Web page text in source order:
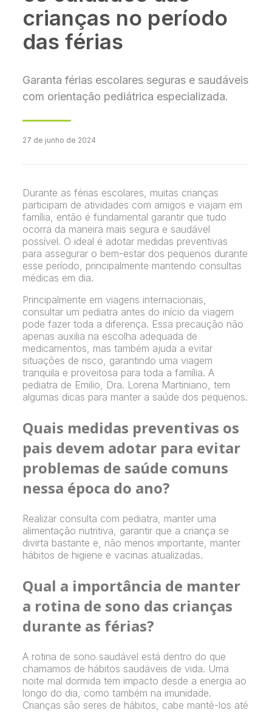
crianças no período
das férias
Garanta férias escolares seguras e saudáveis
com orientação pediátrica especializada.
27 de junho de 2024
Durante as férias escolares, muitas crianças
participam de atividades com amigos e viajam em
família, então é fundamental garantir que tudo
ocorra da maneira mais segura e saudável
possível. O ideal é adotar medidas preventivas
para assegurar o bem-estar dos pequenos durante
esse período, principalmente mantendo consultas
médicas em dia.
Principalmente em viagens internacionais,
consultar um pediatra antes do início da viagem
pode fazer toda a diferença. Essa precaução não
apenas auxilia na escolha adequada de
medicamentos, mas também ajuda a evitar
situações de risco, garantindo uma viagem
tranquila e proveitosa para toda a família. A
pediatra de Emilio, Dra. Lorena Martiniano, tem
algumas dicas para manter a saúde dos pequenos.
Quais medidas preventivas os
pais devem adotar para evitar
problemas de saúde comuns
nessa época do ano?
Realizar consulta com pediatra, manter uma
alimentação nutritiva, garantir que a criança se
divirta bastante e, não menos importante, manter
hábitos de higiene e vacinas atualizadas.
Qual a importância de manter
a rotina de sono das crianças
durante as férias?
A rotina de sono saudável está dentro do que
chamamos de hábitos saudáveis de vida. Uma
noite mal dormida tem impacto desde a energia ao
longo do dia, como também na imunidade.
Crianças são seres de hábitos, cabe mantê-los até